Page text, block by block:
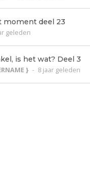
moment deel 23
geleden
is het wat? Deel 3
} - 8 jaar geleden